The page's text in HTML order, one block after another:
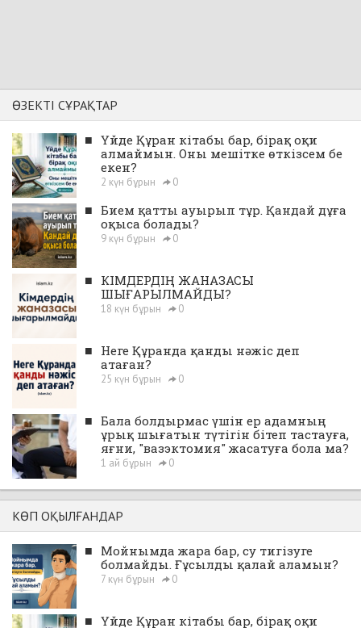
ӨЗЕКТІ СҰРАҚТАР
■ Үйде Құран кітабы бар, бірақ оқи
алмаймын. Оны мешітке өткізсем бе
екен?
2 күн бұрын 0
■ Бием қатты ауырып тұр. Қандай дұға
оқыса болады?
9 күн бұрын 0
■ КІМДЕРДІҢ ЖАНАЗАСЫ
ШЫҒАРЫЛМАЙДЫ?
18 күн бұрын 0
■ Неге Құранда қанды нәжіс деп
атаған?
25 күн бұрын 0
■ Бала болдырмас үшін ер адамның
ұрық шығатын түтігін бітеп тастауға,
яғни, "вазэктомия" жасатуға бола ма?
1 ай бұрын 0
КӨП ОҚЫЛҒАНДАР
■ Мойнымда жара бар, су тигізуге
болмайды. Ғұсылды қалай аламын?
7 күн бұрын 0
■ Үйде Құран кітабы бар, бірақ оқи